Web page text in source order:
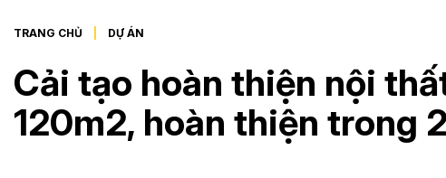
TRANG CHỦ DỰ ÁN
Cải tạo hoàn thiện nội
120m2, hoàn thiện trong